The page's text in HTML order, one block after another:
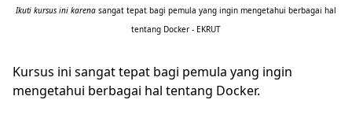
Ikuti kursus ini karena sangat tepat bagi pemula yang ingin mengetahui berbagai hal
tentang Docker - EKRUT
Kursus ini sangat tepat bagi pemula yang ingin
mengetahui berbagai hal tentang Docker.